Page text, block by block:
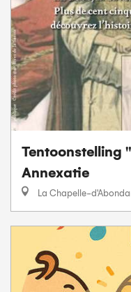
Tentoonstelling
Annexatie
La Chapelle-